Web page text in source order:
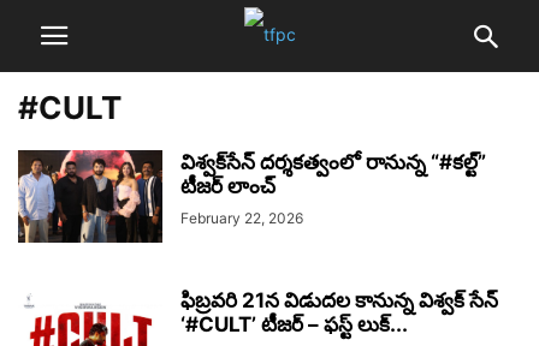
#CULT
విశ్వక్‌సేన్ దర్శకత్వంలో రానున్న “#కల్ట్”
టీజర్ లాంచ్
February 22, 2026
ఫిబ్రవరి 21న విడుదల కానున్న విశ్వక్ సేన్
‘#CULT’ టీజర్ – ఫస్ట్ లుక్...